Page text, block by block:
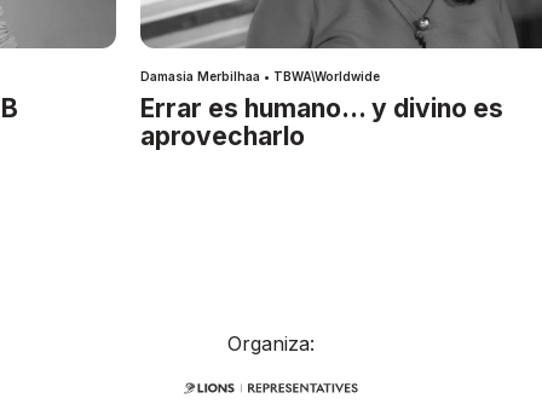
Damasia Merbilhaa • TBWA\Worldwide
Errar es humano… y divino es
aprovecharlo
Organiza: